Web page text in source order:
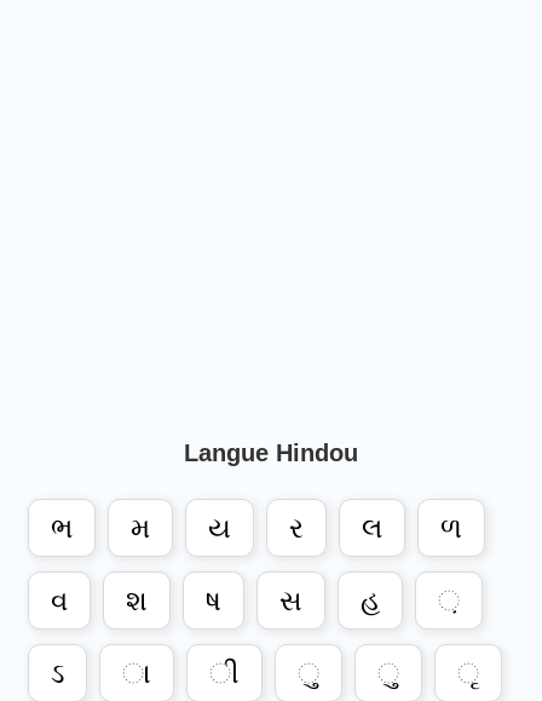
Langue Hindou
ભ મ ય ર લ ળ
વ શ ષ સ હ ઼
ઽ ા ી ુ ુ ૃ